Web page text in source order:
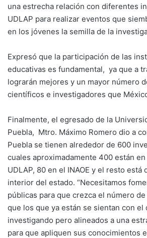
una estrecha relación con diferentes
UDLAP para realizar eventos que
en los jóvenes la semilla de la
Expresó que la participación de las
educativas es fundamental, ya que a
lograrán mejores y un mayor número
científicos e investigadores que
Finalmente, el egresado de la
Puebla, Mtro. Máximo Romero dio a
Puebla se tienen alrededor de 600
cuales aproximadamente 400 están en
UDLAP, 80 en el INAOE y el resto está
interior del estado. “Necesitamos
públicas para que crezca el número
que los que ya están se sientan con el
investigando pero alineados a una
para que apliquen sus conocimientos